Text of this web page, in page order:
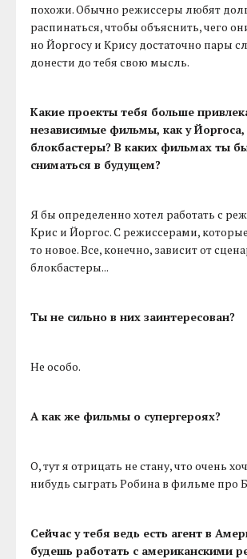
похожи. Обычно режиссеры любят
распинаться, чтобы объяснить, чего
но Йоргосу и Крису достаточно пары
донести до тебя свою мысль.
Какие проекты тебя больше
независимые фильмы, как у
блокбастеры? В каких фильмах ты
сниматься в будущем?
Я бы определенно хотел работать с
Крис и Йоргос. С режиссерами,
то новое. Все, конечно, зависит от
блокбастеры...
Ты не сильно в них заинтересован?
Не особо.
А как же фильмы о супергероях?
О, тут я отрицать не стану, что очень
нибудь сыграть Робина в фильме про
Сейчас у тебя ведь есть агент в
будешь работать с американскими